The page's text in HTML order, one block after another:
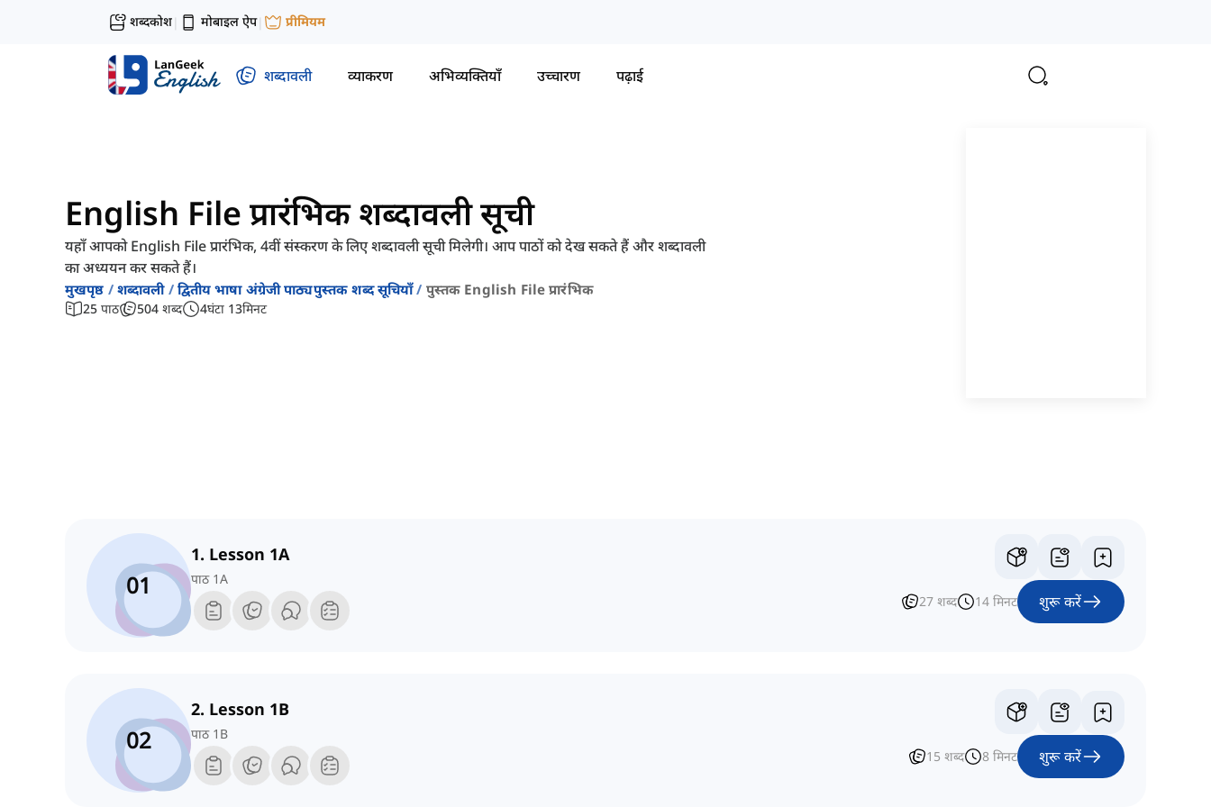
शब्दकोश| मोबाइल ऐप| प्रीमियम
शब्दावली व्याकरण अभिव्यक्तियाँ उच्चारण पढ़ाई
English File प्रारंभिक शब्दावली सूची
यहाँ आपको English File प्रारंभिक, 4वीं संस्करण के लिए शब्दावली सूची मिलेगी। आप पाठों को देख सकते हैं और शब्दावली
का अध्ययन कर सकते हैं।
मुखपृष्ठ शब्दावली द्वितीय भाषा अंग्रेजी पाठ्यपुस्तक शब्द सूचियाँ पुस्तक English File प्रारंभिक
25 पाठ 504 शब्द 4घंटा 13मिनट
01
1. Lesson 1A
पाठ 1A
27 शब्द 14 मिनट शुरू करें
02
2. Lesson 1B
पाठ 1B
15 शब्द 8 मिनट शुरू करें